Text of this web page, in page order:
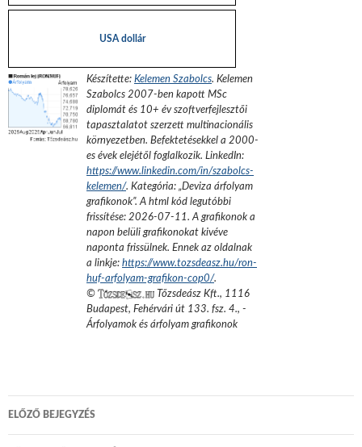
USA dollár
Készítette: Kelemen Szabolcs. Kelemen
Szabolcs 2007-ben kapott MSc
diplomát és 10+ év szoftverfejlesztői
tapasztalatot szerzett multinacionális
környezetben. Befektetésekkel a 2000-
es évek elejétől foglalkozik. LinkedIn:
https://www.linkedin.com/in/szabolcs-
kelemen/. Kategória: „Deviza árfolyam
grafikonok”.A html kód legutóbbi
frissítése: 2026-07-11. A grafikonok a
napon belüli grafikonokat kivéve
naponta frissülnek. Ennek az oldalnak
a linkje: https://www.tozsdeasz.hu/ron-
huf-arfolyam-grafikon-cop0/.
©
Tőzsdeász Kft., 1116
Budapest, Fehérvári út 133. fsz. 4., -
Árfolyamok és árfolyam grafikonok
Bejegyzés
navigáció
ELŐZŐ BEJEGYZÉS